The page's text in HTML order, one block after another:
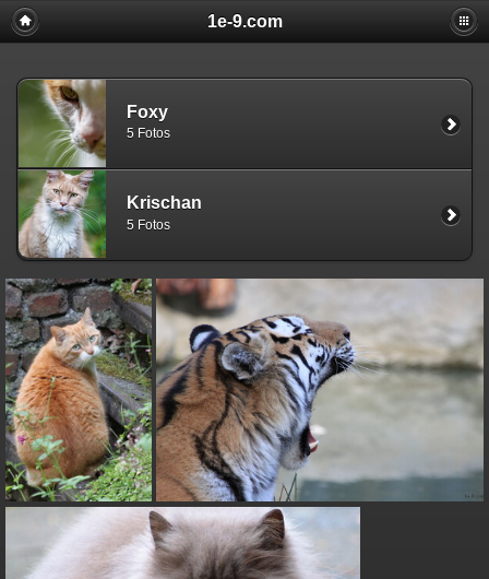
1e-9.com
Foxy
5 Fotos
Krischan
5 Fotos